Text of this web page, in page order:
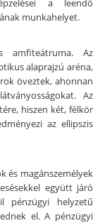
a leendő
munkahelyet.
amfiteátruma. Az
alaprajzú aréna,
öveztek, ahonnan
Az
hiszen két, félkör
az ellipszis
és magánszemélyek
együtt járó
pénzügyi helyzetű
el. A pénzügyi